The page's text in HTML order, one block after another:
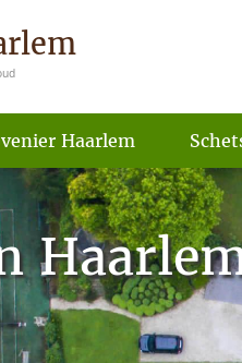
Haarlem